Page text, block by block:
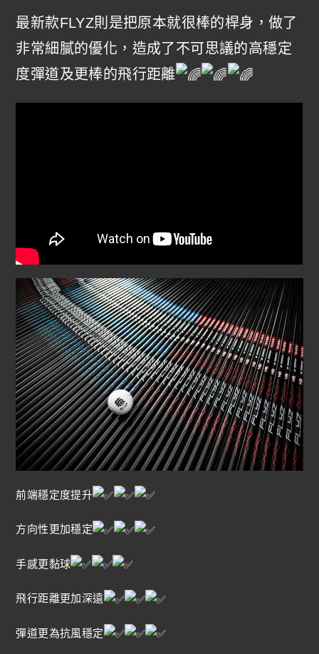
最新款FLYZ則是把原本就很棒的桿身，做了
非常細膩的優化，造成了不可思議的高穩定
度彈道及更棒的飛行距離
前端穩定度提升
方向性更加穩定
手感更黏球
飛行距離更加深遠
彈道更為抗風穩定